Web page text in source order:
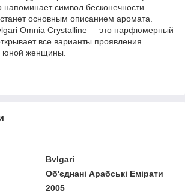
напоминает символ бесконечности.
основным описанием аромата.
Omnia Crystalline – это парфюмерный
все варианты проявления
юной женщины.
Bvlgari
Об'єднані Арабські Емірати
2005